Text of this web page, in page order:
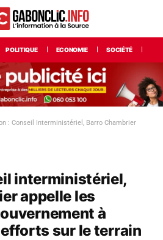
POLITIQUE ECONOMIE SOCIÉTÉ
: Conseil Interministériel, Barro Chambrier
interministériel,
appelle les
à
sur le terrain